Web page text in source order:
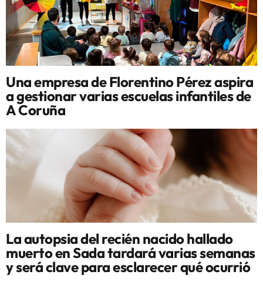
Una empresa de Florentino Pérez aspira
a gestionar varias escuelas infantiles de
A Coruña
La autopsia del recién nacido hallado
muerto en Sada tardará varias semanas
y será clave para esclarecer qué ocurrió